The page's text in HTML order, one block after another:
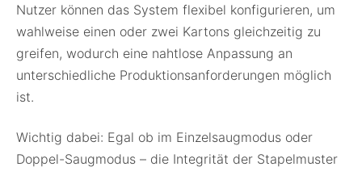
Nutzer können das System flexibel konfigurieren, um
wahlweise einen oder zwei Kartons gleichzeitig zu
greifen, wodurch eine nahtlose Anpassung an
unterschiedliche Produktionsanforderungen möglich
ist.
Wichtig dabei: Egal ob im Einzelsaugmodus oder
Doppel-Saugmodus – die Integrität der Stapelmuster